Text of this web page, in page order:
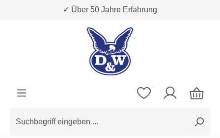
Zum Hauptinhalt springen✓ Über 50 Jahre Erfahrung